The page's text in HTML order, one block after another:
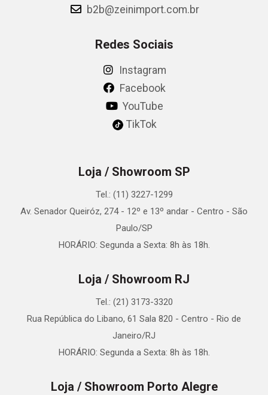
b2b@zeinimport.com.br
Redes Sociais
Instagram
Facebook
YouTube
TikTok
Loja / Showroom SP
Tel.: (11) 3227-1299
Av. Senador Queiróz, 274 - 12º e 13º andar - Centro - São
Paulo/SP
HORÁRIO: Segunda a Sexta: 8h às 18h.
Loja / Showroom RJ
Tel.: (21) 3173-3320
Rua República do Libano, 61 Sala 820 - Centro - Rio de
Janeiro/RJ
HORÁRIO: Segunda a Sexta: 8h às 18h.
Loja / Showroom Porto Alegre